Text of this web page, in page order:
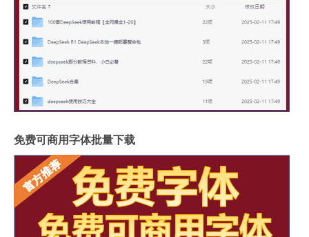
免费可商用字体批量下载